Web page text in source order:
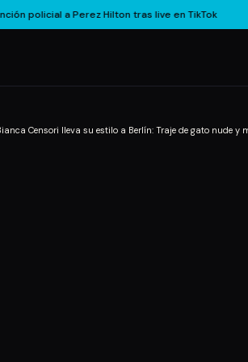
policial a Perez Hilton tras live en TikTok
Censori lleva su estilo a Berlín: Traje de gato nude